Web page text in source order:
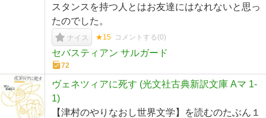
スタンスを持つ人とはお友達にはなれないと思っ
たのでした。
ナイス ★15 コメントする(0)
セバスティアン サルガード
72
ヴェネツィアに死す (光文社古典新訳文庫 Aマ 1-
1)
【津村のやりなおし世界文学】を読むのたぶん１